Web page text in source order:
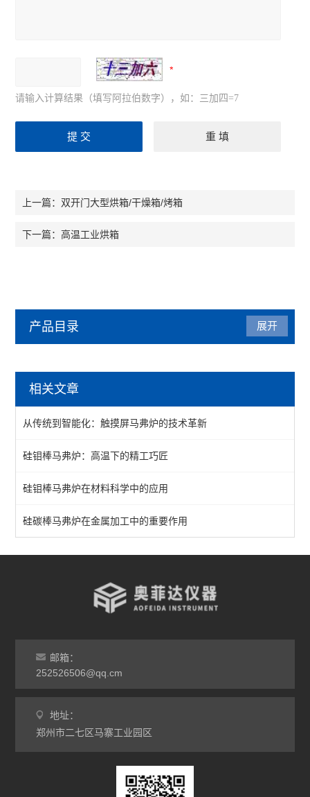
请输入计算结果（填写阿拉伯数字），如：三加四=7
上一篇： 双开门大型烘箱/干燥箱/烤箱
下一篇： 高温工业烘箱
产品目录
陶瓷纤维马弗炉
箱式马弗炉
分体式马弗炉
实验室马弗炉
箱式高温炉
灰分马弗炉
非标定做马弗炉
工业马弗炉
展开
相关文章
从传统到智能化：触摸屏马弗炉的技术革新
硅钼棒马弗炉：高温下的精工巧匠
硅钼棒马弗炉在材料科学中的应用
硅碳棒马弗炉在金属加工中的重要作用
邮箱：
252526506@qq.cm
地址：
郑州市二七区马寨工业园区